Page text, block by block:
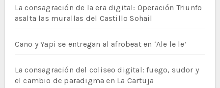
La consagración de la era digital: Operación Triunfo
asalta las murallas del Castillo Sohail
Cano y Yapi se entregan al afrobeat en ‘Ale le le’
La consagración del coliseo digital: fuego, sudor y
el cambio de paradigma en La Cartuja